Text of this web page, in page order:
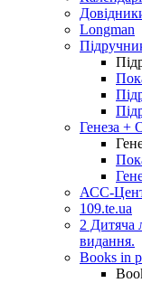
Longman
Генеза +
АСС-
109.te.ua
2 Дитяча
видання.
Books in